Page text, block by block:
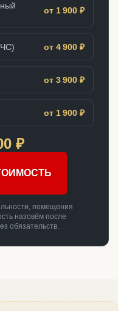
от 1 900 ₽
от 4 900 ₽
от 3 900 ₽
от 1 900 ₽
₽
помещения
назовём после
обязательств.